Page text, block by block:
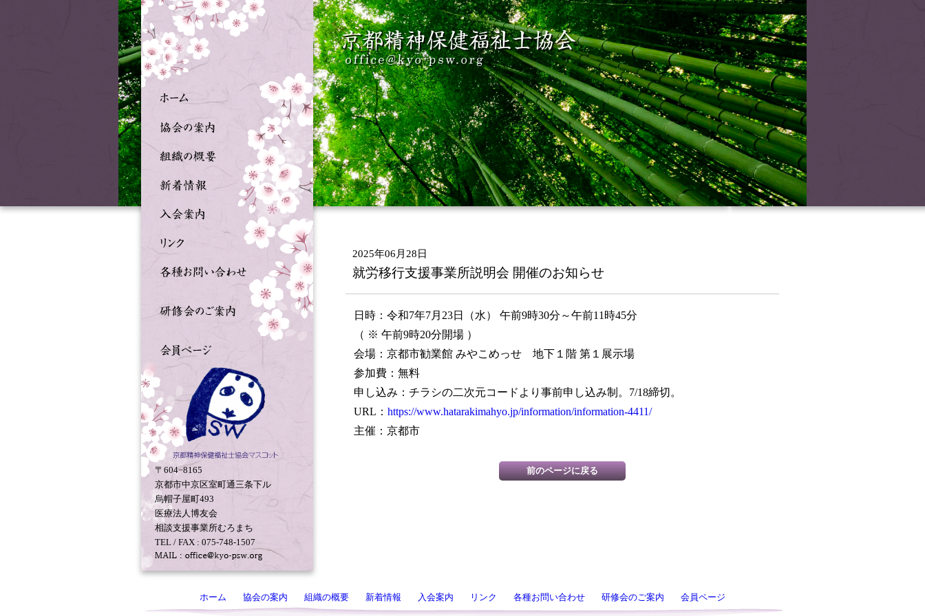
〒604−8165
京都市中京区室町通三条下ル
烏帽子屋町493
医療法人博友会
相談支援事業所むろまち
TEL / FAX : 075-748-1507
2025年06月28日
就労移行支援事業所説明会 開催のお知らせ
日時：令和7年7月23日（水） 午前9時30分～午前11時45分
（ ※ 午前9時20分開場 ）
会場：京都市勧業館 みやこめっせ 地下１階 第１展示場
参加費：無料
申し込み：チラシの二次元コードより事前申し込み制。7/18締切。
URL： https://www.hatarakimahyo.jp/information/information-4411/
主催：京都市
ホーム 協会の案内 組織の概要 新着情報 入会案内 リンク 各種お問い合わせ 研修会のご案内 会員ページ